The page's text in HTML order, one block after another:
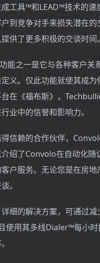
工具™和LEAD™技术的
到竞争对手来损失潜在
供了更多积极的交谈时间。
能之一是它与各种客户关
义。仅此功能就使其成
台在《福布斯》，
业中的信誉和影响力。
信赖的合作伙伴，
绍了Convolo在自动化
户服务。无论您是在房
。
细的解决方案，可通过
使用其多线Dialer™每小